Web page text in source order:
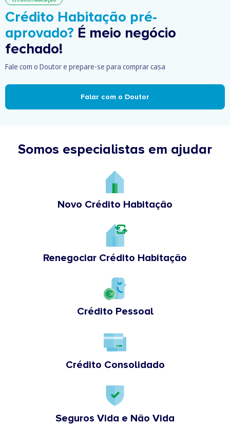
Crédito Habitação pré-
aprovado? É meio negócio
fechado!
Fale com o Doutor e prepare-se para comprar casa
Falar com o Doutor
Somos especialistas em ajudar
Novo Crédito Habitação
Renegociar Crédito Habitação
Crédito Pessoal
Crédito Consolidado
Seguros Vida e Não Vida